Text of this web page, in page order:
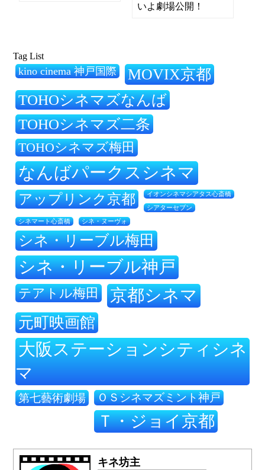
いよ劇場公開！
Tag List
kino cinema 神戸国際 MOVIX京都
TOHOシネマズなんば
TOHOシネマズ二条
TOHOシネマズ梅田
なんばパークスシネマ
アップリンク京都 イオンシネマシアタス心斎橋
シアターセブン
シネマート心斎橋 シネ・ヌーヴォ
シネ・リーブル梅田
シネ・リーブル神戸
テアトル梅田 京都シネマ
元町映画館
大阪ステーションシティシネ
マ
第七藝術劇場 ＯＳシネマズミント神戸
Ｔ・ジョイ京都
キネ坊主